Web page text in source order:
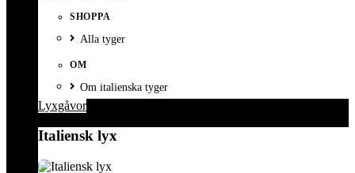
SHOPPA
Alla tyger
OM
Om italienska tyger
Lyxgåvor
Italiensk lyx